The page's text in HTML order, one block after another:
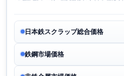
日本鉄スクラップ総合価格
鉄鋼市場価格